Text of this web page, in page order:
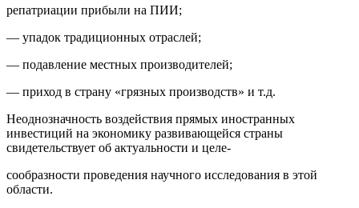
репатриации прибыли на ПИИ;
— упадок традиционных отраслей;
— подавление местных производителей;
— приход в страну «грязных производств» и т.д.
Неоднозначность воздействия прямых иностранных
инвестиций на экономику развивающейся страны
свидетельствует об актуальности и целе-
сообразности проведения научного исследования в этой
области.